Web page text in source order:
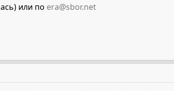
или по era@sbor.net